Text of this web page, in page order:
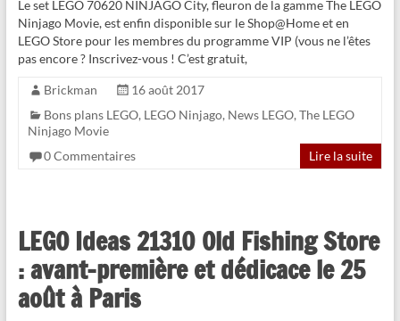
Le set LEGO 70620 NINJAGO City, fleuron de la gamme The LEGO
Ninjago Movie, est enfin disponible sur le Shop@Home et en
LEGO Store pour les membres du programme VIP (vous ne l’êtes
pas encore ? Inscrivez-vous ! C’est gratuit,
Brickman
16 août 2017
Bons plans LEGO, LEGO Ninjago, News LEGO,The LEGO
Ninjago Movie
0 Commentaires
Lire la suite
LEGO Ideas 21310 Old Fishing Store
: avant-première et dédicace le 25
août à Paris